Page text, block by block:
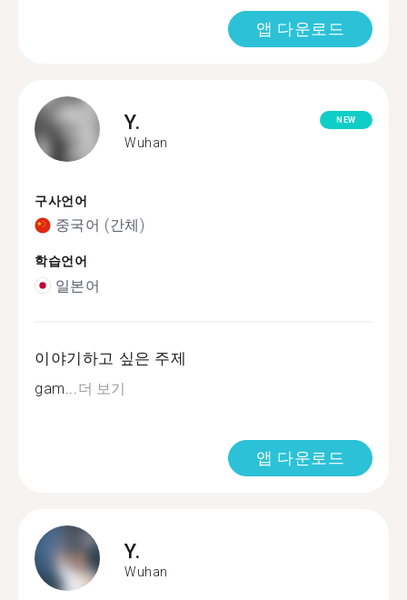
앱 다운로드
Y.
Wuhan
NEW
구사언어
중국어 (간체)
학습언어
일본어
이야기하고 싶은 주제
gam... 더 보기
앱 다운로드
Y.
Wuhan